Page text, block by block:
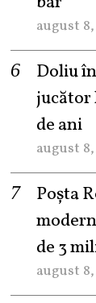
august
Doliu
jucător
de ani
august
Poșta
de 3
august